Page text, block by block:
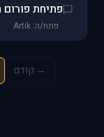
פתיחת פורום Aces High
פתח/ה: Artik
→ קודם